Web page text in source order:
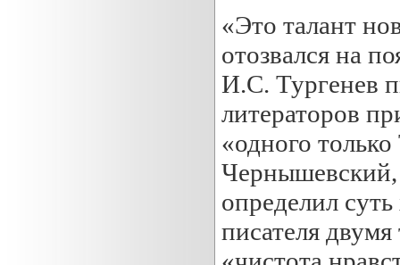
«Это талант
отозвался на
И.С. Тургенев
литераторов
«одного
Чернышевский,
определил
писателя